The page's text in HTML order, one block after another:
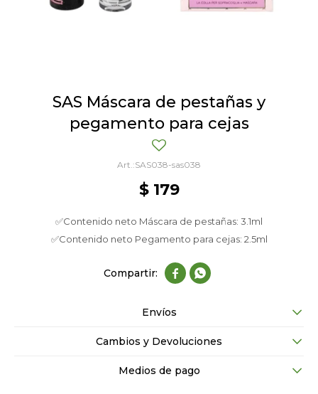
SAS Máscara de pestañas y
pegamento para cejas
SAS038-sas038
$ 179
✅Contenido neto Máscara de pestañas: 3.1ml
✅Contenido neto Pegamento para cejas: 2.5ml
 
Envíos
Cambios y Devoluciones
Medios de pago